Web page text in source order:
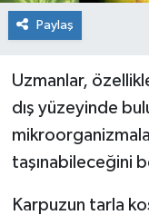
Paylaş
Uzmanlar,
dış yüzeyinde
taşınabileceğini
Karpuzun tarla
Kültür &
Sağlık
Sağlık &